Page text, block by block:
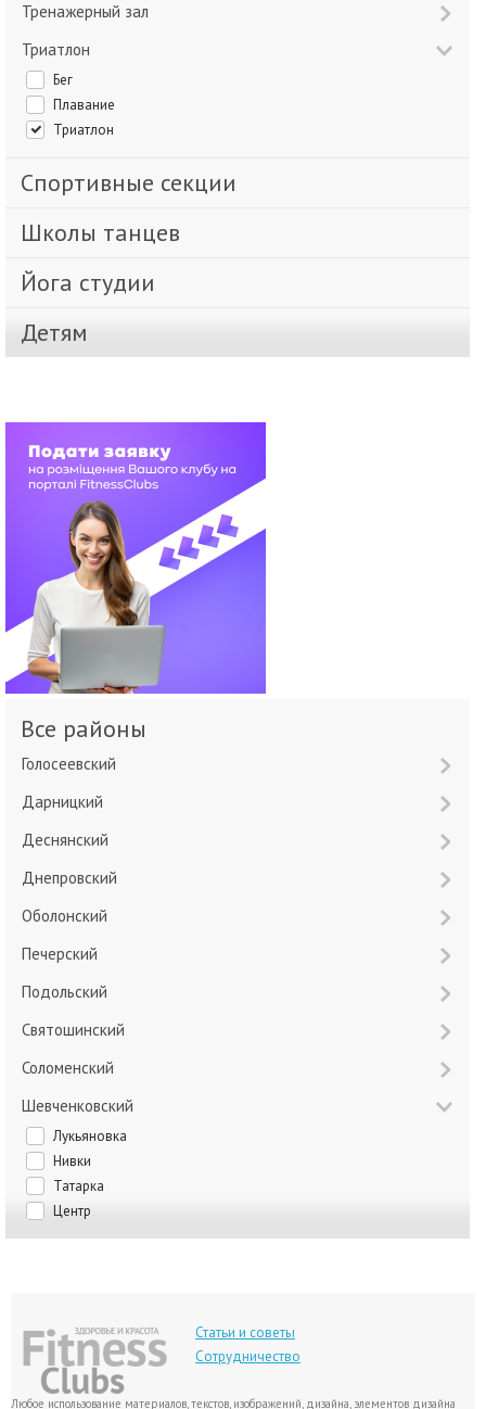
Тренажерный зал
Триатлон
Бег
Плавание
Триатлон
Спортивные секции
Школы танцев
Йога студии
Детям
Все районы
Голосеевский
Дарницкий
Деснянский
Днепровский
Оболонский
Печерский
Подольский
Святошинский
Соломенский
Шевченковский
Лукьяновка
Нивки
Татарка
Центр
Статьи и советы
Сотрудничество
Любое использование материалов, текстов, изображений, дизайна, элементов дизайна